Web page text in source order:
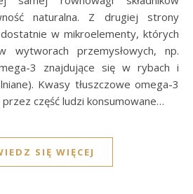
naturalna. Z drugiej strony
w mikroelementy, których
wytworach przemysłowych, np.
3 znajdujące się w rybach i
Kwasy tłuszczowe omega-3
część ludzi konsumowane…
SIĘ WIĘCEJ